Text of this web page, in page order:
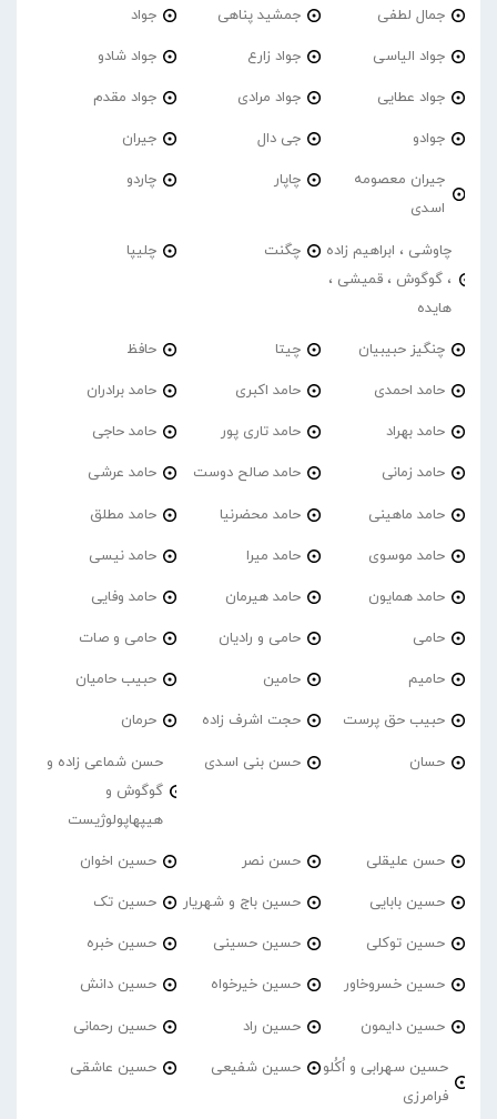
جمال لطفی جمشید پناهی جواد
جواد الیاسی جواد زارع جواد شادو
جواد عطایی جواد مرادی جواد مقدم
جوادو جی دال جیران
جیران معصومه
اسدی
چاپار چاردو
چاوشی ، ابراهیم زاده
، گوگوش ، قمیشی ،
هایده
چگنت چلیپا
چنگیز حبیبیان چیتا حافظ
حامد احمدی حامد اکبری حامد برادران
حامد بهراد حامد تاری پور حامد حاجی
حامد زمانی حامد صالح دوست حامد عرشی
حامد ماهینی حامد محضرنیا حامد مطلق
حامد موسوی حامد میرا حامد نیسی
حامد همایون حامد هیرمان حامد وفایی
حامی حامی و رادیان حامی و صات
حامیم حامین حبیب حامیان
حبیب حق پرست حجت اشرف زاده حرمان
حسان حسن بنی اسدی
حسن شماعی زاده و
گوگوش و
هیپهاپولوژیست
حسن علیقلی حسن نصر حسین اخوان
حسین بابایی حسین باج و شهریار حسین تک
حسین توکلی حسین حسینی حسین خبره
حسین خسروخاور حسین خیرخواه حسین دانش
حسین دایمون حسین راد حسین رحمانی
حسین سهرابی و اُکُلو
فرامرزی
حسین شفیعی حسین عاشقی